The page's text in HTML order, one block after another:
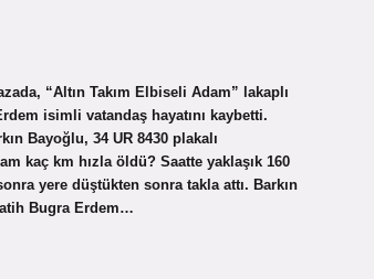
“Altın Takım Elbiseli Adam” lakaplı
isimli vatandaş hayatını kaybetti.
Bayoğlu, 34 UR 8430 plakalı
kaç km hızla öldü? Saatte yaklaşık 160
yere düştükten sonra takla attı. Barkın
Bugra Erdem…